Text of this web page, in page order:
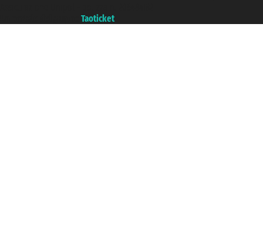
Taoticket